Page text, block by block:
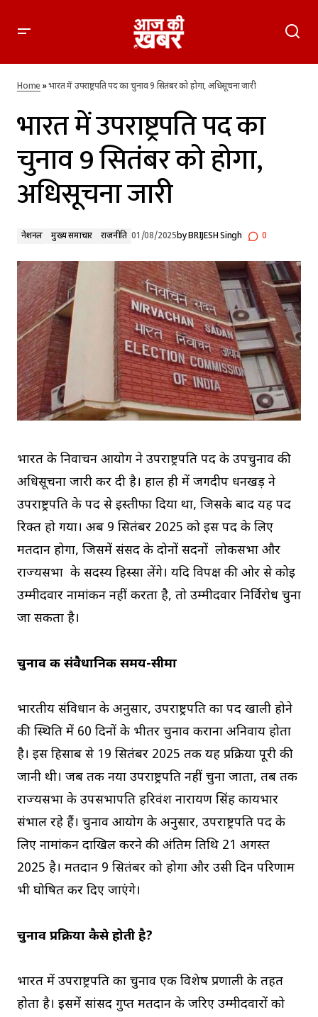
भारत में उपराष्ट्रपति पद का चुनाव 9 सितंबर को होगा, अधिसूचना जारी
Home»भारत में उपराष्ट्रपति पद का चुनाव 9 सितंबर को होगा, अधिसूचना जारी
भारत में उपराष्ट्रपति पद का
चुनाव 9 सितंबर को होगा,
अधिसूचना जारी
नेशनल मुख्य समाचार राजनीति 01/08/2025byBRIJESH Singh 0
भारत के निर्वाचन आयोग ने उपराष्ट्रपति पद के उपचुनाव की
अधिसूचना जारी कर दी है। हाल ही में जगदीप धनखड़ ने
उपराष्ट्रपति के पद से इस्तीफा दिया था, जिसके बाद यह पद
रिक्त हो गया। अब 9 सितंबर 2025 को इस पद के लिए
मतदान होगा, जिसमें संसद के दोनों सदनों लोकसभा और
राज्यसभा के सदस्य हिस्सा लेंगे। यदि विपक्ष की ओर से कोई
उम्मीदवार नामांकन नहीं करता है, तो उम्मीदवार निर्विरोध चुना
जा सकता है।
चुनाव की संवैधानिक समय-सीमा
भारतीय संविधान के अनुसार, उपराष्ट्रपति का पद खाली होने
की स्थिति में 60 दिनों के भीतर चुनाव कराना अनिवार्य होता
है। इस हिसाब से 19 सितंबर 2025 तक यह प्रक्रिया पूरी की
जानी थी। जब तक नया उपराष्ट्रपति नहीं चुना जाता, तब तक
राज्यसभा के उपसभापति हरिवंश नारायण सिंह कार्यभार
संभाल रहे हैं। चुनाव आयोग के अनुसार, उपराष्ट्रपति पद के
लिए नामांकन दाखिल करने की अंतिम तिथि 21 अगस्त
2025 है। मतदान 9 सितंबर को होगा और उसी दिन परिणाम
भी घोषित कर दिए जाएंगे।
चुनाव प्रक्रिया कैसे होती है?
भारत में उपराष्ट्रपति का चुनाव एक विशेष प्रणाली के तहत
होता है। इसमें सांसद गुप्त मतदान के जरिए उम्मीदवारों को